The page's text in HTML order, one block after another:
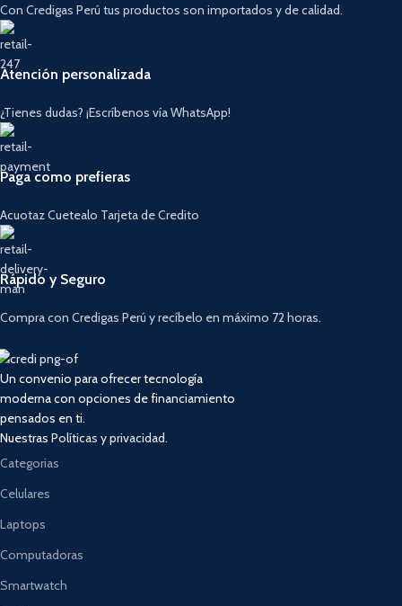
Con Credigas Perú tus productos son importados y de calidad.
Atención personalizada
¿Tienes dudas? ¡Escríbenos vía WhatsApp!
Paga como prefieras
Acuotaz Cuetealo Tarjeta de Credito
Rápido y Seguro
Compra con Credigas Perú y recíbelo en máximo 72 horas.
Un convenio para ofrecer tecnología
moderna con opciones de financiamiento
pensados en ti.
Nuestras Políticas y privacidad.
Categorias
Celulares
Laptops
Computadoras
Smartwatch